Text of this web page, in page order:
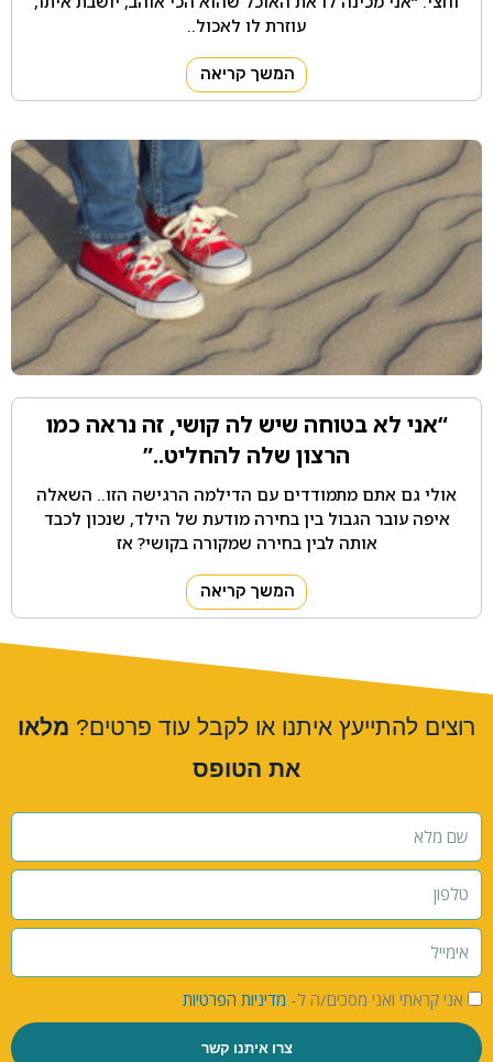
עוזרת לו לאכול..
המשך קריאה
“אני לא בטוחה שיש לה קושי, זה נראה כמו
הרצון שלה להחליט..”
אולי גם אתם מתמודדים עם הדילמה הרגישה הזו.. השאלה
איפה עובר הגבול בין בחירה מודעת של הילד, שנכון לכבד
אותה לבין בחירה שמקורה בקושי? אז
המשך קריאה
רוצים להתייעץ איתנו או לקבל עוד פרטים? מלאו
את הטופס
אני קראתי ואני מסכים/ה ל- מדיניות הפרטיות
צרו איתנו קשר